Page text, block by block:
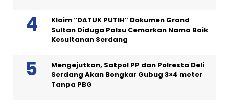
Klaim “DATUK PUTIH” Dokumen Grand
Sultan Diduga Palsu Cemarkan Nama Baik
Kesultanan Serdang
Mengejutkan, Satpol PP dan Polresta Deli
Serdang Akan Bongkar Gubug 3×4 meter
Tanpa PBG